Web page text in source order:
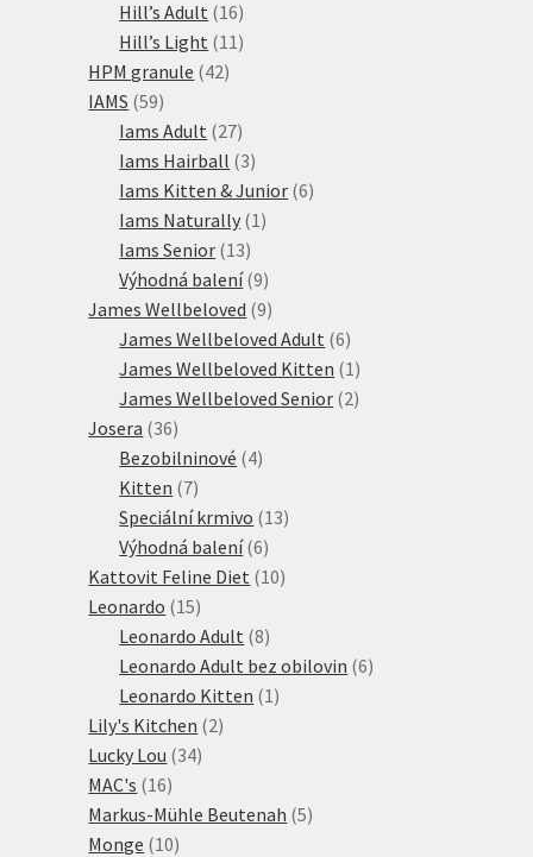
Hill’s Adult 1616
produktů
Hill’s Light 11 11
HPM granule 4242
IAMS 5959
produktů
Iams Adult 2727
produktů
Iams Hairball 33
produkty
Iams Kitten & Junior 66
Iams Naturally 1 1
Iams Senior 1313
produktů
Výhodná balení 99
produktů
James Wellbeloved 99
produktů
James Wellbeloved Adult 66
produktů
James Wellbeloved Kitten 1 1
produkt
James Wellbeloved Senior 22
Josera 3636
produktů
Bezobilninové 44
Kitten 77
produktů
Speciální krmivo 1313
Výhodná balení 66
produktů
Kattovit Feline Diet 1010
Leonardo 1515
produktů
Leonardo Adult 88
produktů
Leonardo Adult bez obilovin 66
Leonardo Kitten 1 1
Lily's Kitchen 22
Lucky Lou 3434
MAC's 1616
produktů
Markus-Mühle Beutenah 55
Monge 1010